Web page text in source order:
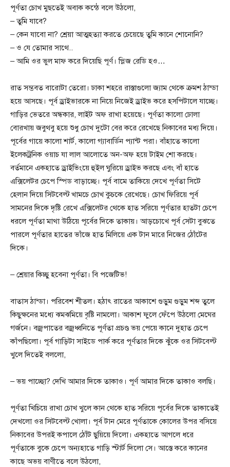
পূর্ণতা চোখ মুছতেই অবাক কন্ঠে বলে উঠলো,
– তুমি যাবে?
– কেন যাবো না? শ্রেয়া আত্মহত্যা করতে চেয়েছে তুমি কানে শোনোনি?
– ও যে তোমার সাথে..
– আমি ওর ভুল মাফ করে দিয়েছি পূর্ণ। প্লিজ রেডি হও…
রাত সম্ভবত বারোটা তেরো। ঢাকা শহরে রাস্তাগুলো জ্যাম থেকে ক্রমশ ঠান্ডা
হয়ে আসছে। পূর্ব ড্রাইভারকে না নিয়ে নিজেই ড্রাইভ করে হসপিটালে যাচ্ছে।
গাড়ির ভেতরে অন্ধকার, লাইট অফ রাখা হয়েছে। পূর্ণতা কালো ঢোলা
বোরখায় জবুথবু হয়ে শুধু চোখ দুটো বের করে রেখেছে নিকাবের মধ্য দিয়ে।
পূর্বের গায়ে কালো শার্ট, কালো গ্যাবার্ডিন প্যান্ট পরা। বাঁহাতে কালো
ইলেকট্রনিক ওয়াচ যা লাল আলোতে অন-অফ হয়ে টাইম শো করছে।
বর্তমানে একহাতে ড্রাইভিংয়ে হুইল ঘুরিয়ে ড্রাইভ করছে এবং বাঁ হাতে
এক্সিলেটর চেপে স্পিড বাড়াচ্ছে। পূর্ব বামে তাকিয়ে দেখে পূর্ণতা সিটে
হেলান দিয়ে সিটবেল্ট খামচে চোখ কুচকে রেখেছে। চোখ ফিরিয়ে পূর্ব
সামনের দিকে দৃষ্টি রেখে এক্সিলেটর থেকে হাত সরিয়ে পূর্ণতার হাতটা চেপে
ধরলে পূর্ণতা মাথা উঠিয়ে পূর্বের দিকে তাকায়। আড়চোখে পূর্ব সেটা বুঝতে
পারলে পূর্ণতার হাতের ভাঁজে হাত মিলিয়ে এক টান মারে নিজের ঠোঁটের
দিকে।
– শ্রেয়ার কিচ্ছু হবেনা পূর্ণতা। বি পজেটিভ!
বাতাস ঠান্ডা। পরিবেশ শীতল। হঠাৎ রাতের আকাশে গুড়ুম গুড়ুম শব্দ তুলে
কিছুক্ষনের মধ্যে ঝমঝমিয়ে বৃষ্টি নামলো। আকাশ ফুলে ফেঁপে উঠলো মেঘের
গর্জনে। বজ্রপাতের বজ্রধ্বনিতে পূর্ণতা প্রচণ্ড ভয় পেয়ে কানে দুহাত চেপে
কাঁপছিলো। পূর্ব গাড়িটা সাইডে পার্ক করে পূর্ণতার দিকে ঝুঁকে ওর সিটবেল্ট
খুলে দিতেই বললো,
– ভয় পাচ্ছো? দেখি আমার দিকে তাকাও। পূর্ণ আমার দিকে তাকাও বলছি।
পূর্ণতা খিচিয়ে রাখা চোখ খুলে কান থেকে হাত সরিয়ে পূর্বের দিকে তাকাতেই
দেখলো ওর সিটবেল্ট খোলা। পূর্ব টান মেরে পূর্ণতাকে কোলের উপর বসিয়ে
নিকাবের উপরই কপালে ঠোঁট ছুয়িয়ে দিলো। একহাতে আগলে ধরে
পূর্ণতাকে বুকে চেপে অন্যহাতে গাড়ি স্টার্ট দিলো সে। আস্তে করে কানের
কাছে অভয় বাণীতে বলে উঠলো,